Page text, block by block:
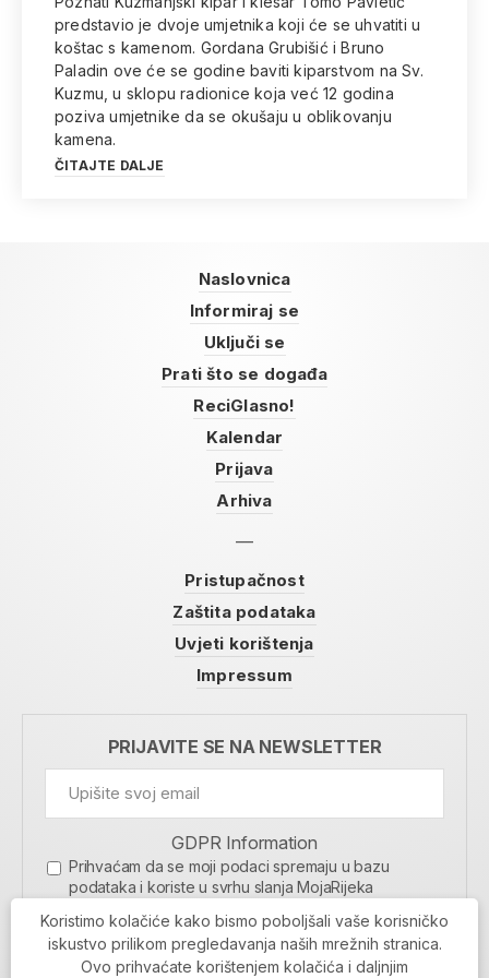
predstavio je dvoje umjetnika koji će se uhvatiti u
koštac s kamenom. Gordana Grubišić i Bruno
Paladin ove će se godine baviti kiparstvom na Sv.
Kuzmu, u sklopu radionice koja već 12 godina
poziva umjetnike da se okušaju u oblikovanju
kamena.
ČITAJTE DALJE
Naslovnica
Informiraj se
Uključi se
Prati što se događa
ReciGlasno!
Kalendar
Prijava
Arhiva
Pristupačnost
Zaštita podataka
Uvjeti korištenja
Impressum
PRIJAVITE SE NA NEWSLETTER
GDPR Information
Prihvaćam da se moji podaci spremaju u bazu
podataka i koriste u svrhu slanja MojaRijeka
MOJARIJEKA NEWSLETTER
PRIJAVI SE
Koristimo kolačiće kako bismo poboljšali vaše korisničko
iskustvo prilikom pregledavanja naših mrežnih stranica.
Ovo prihvaćate korištenjem kolačića i daljnjim